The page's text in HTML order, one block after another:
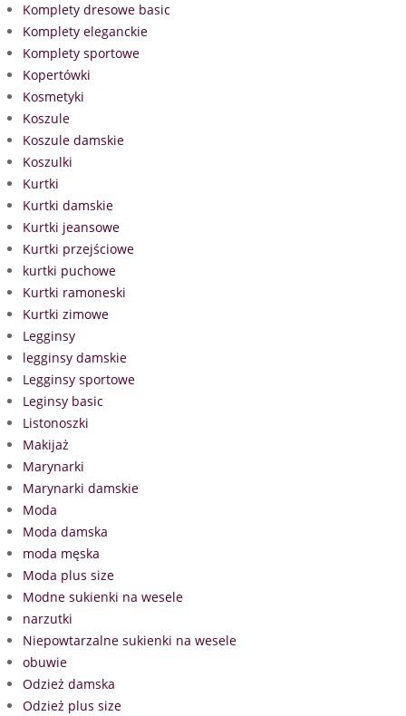
Komplety dresowe basic
Komplety eleganckie
Komplety sportowe
Kopertówki
Kosmetyki
Koszule
Koszule damskie
Koszulki
Kurtki
Kurtki damskie
Kurtki jeansowe
Kurtki przejściowe
kurtki puchowe
Kurtki ramoneski
Kurtki zimowe
Legginsy
legginsy damskie
Legginsy sportowe
Leginsy basic
Listonoszki
Makijaż
Marynarki
Marynarki damskie
Moda
Moda damska
moda męska
Moda plus size
Modne sukienki na wesele
narzutki
Niepowtarzalne sukienki na wesele
obuwie
Odzież damska
Odzież plus size